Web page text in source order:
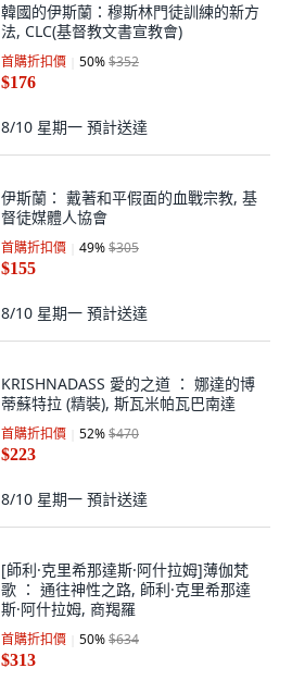
韓國的伊斯蘭：穆斯林門徒訓練的新方
法, CLC(基督教文書宣教會)
首購折扣價 50%$352
$176
8/10 星期一 預計送達
伊斯蘭： 戴著和平假面的血戰宗教, 基
督徒媒體人協會
首購折扣價 49%$305
$155
8/10 星期一 預計送達
KRISHNADASS 愛的之道 ： 娜達的博
蒂蘇特拉 (精裝), 斯瓦米帕瓦巴南達
首購折扣價 52%$470
$223
8/10 星期一 預計送達
[師利·克里希那達斯·阿什拉姆]薄伽梵
歌 ： 通往神性之路, 師利·克里希那達
斯·阿什拉姆, 商羯羅
首購折扣價 50%$634
$313